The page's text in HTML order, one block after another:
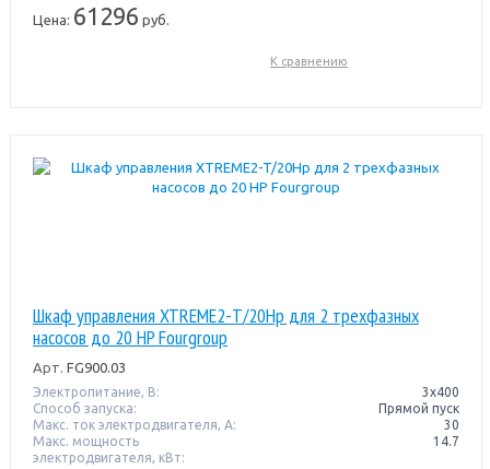
Цена: 61296 руб.
К сравнению
Шкаф управления XTREME2-T/20Hp для 2 трехфазных
насосов до 20 HP Fourgroup
Арт. FG900.03
Электропитание, В:
3х400
Способ запуска:
Прямой пуск
Макс. ток электродвигателя, А:
30
Макс. мощность
электродвигателя, кВт:
14.7